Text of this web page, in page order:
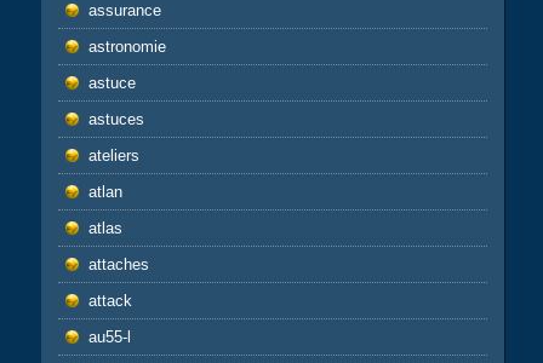
assurance
astronomie
astuce
astuces
ateliers
atlan
atlas
attaches
attack
au55-l